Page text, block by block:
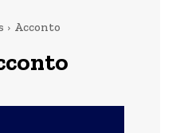
Acconto